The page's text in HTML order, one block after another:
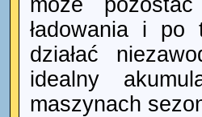
może
ładowania i po
działać
idealny
maszynach